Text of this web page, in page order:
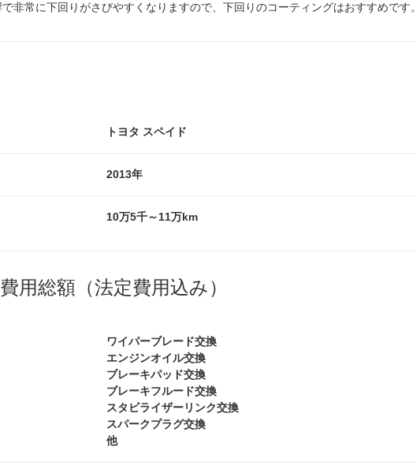
非常に下回りがさびやすくなりますので、下回りのコーティングはおすすめです。
トヨタ スペイド
2013年
10万5千～11万km
用総額 （法定費用込み）
ワイパーブレード交換
エンジンオイル交換
ブレーキパッド交換
ブレーキフルード交換
スタビライザーリンク交換
スパークプラグ交換
他